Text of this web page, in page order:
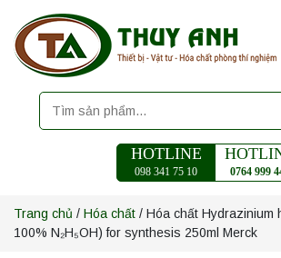
HOTLINE
098 341 75 10 0764 999
Trang chủ / Hóa chất / Hóa chất Hydrazinium
100% N₂H₅OH) for synthesis 250ml Merck